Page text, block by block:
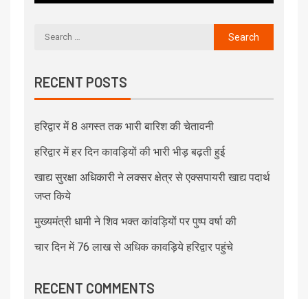
RECENT POSTS
हरिद्वार में 8 अगस्त तक भारी बारिश की चेतावनी
हरिद्वार में हर दिन कावड़ियों की भारी भीड़ बढ़ती हुई
खाद्य सुरक्षा अधिकारी ने लक्सर क्षेत्र से एक्सपायरी खाद्य पदार्थ
जप्त किये
मुख्यमंत्री धामी ने शिव भक्त कांवड़ियों पर पुष्प वर्षा की
चार दिन में 76 लाख से अधिक कावड़िये हरिद्वार पहुंचे
RECENT COMMENTS